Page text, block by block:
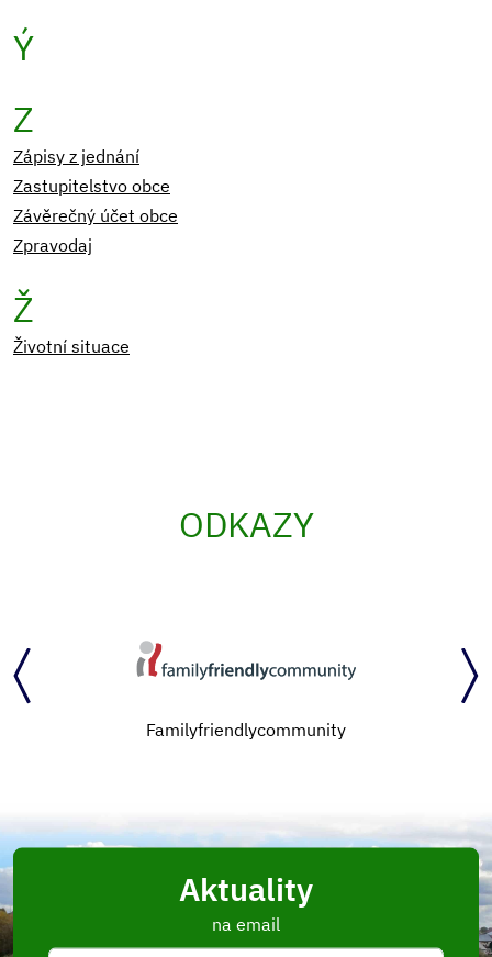
Ý
Z
Zápisy z jednání
Zastupitelstvo obce
Závěrečný účet obce
Zpravodaj
Ž
Životní situace
ODKAZY
Familyfriendlycommunity
Aktuality
na email